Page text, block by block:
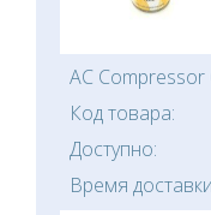
AC Compressor
Код товара:
Доступно:
Время